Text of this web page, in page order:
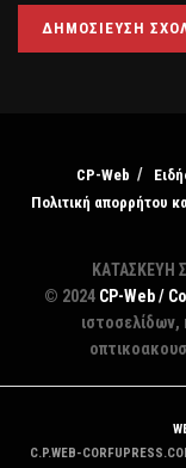
CP-Web
Πολιτική απορρήτου
ΚΑΤΑΣΚΕΥΗ
© 2024 CP-Web /
C.P.WEB-